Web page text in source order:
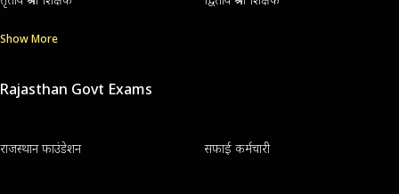
Show More
Rajasthan Govt Exams
राजस्थान फाउंडेशन सफाई कर्मचारी